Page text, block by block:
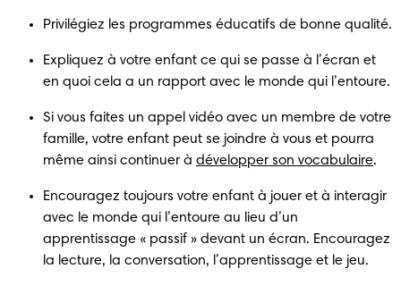
Privilégiez les programmes éducatifs de bonne qualité.
Expliquez à votre enfant ce qui se passe à l’écran et
en quoi cela a un rapport avec le monde qui l’entoure.
Si vous faites un appel vidéo avec un membre de votre
famille, votre enfant peut se joindre à vous et pourra
même ainsi continuer à développer son vocabulaire.
Encouragez toujours votre enfant à jouer et à interagir
avec le monde qui l’entoure au lieu d’un
apprentissage « passif » devant un écran. Encouragez
la lecture, la conversation, l’apprentissage et le jeu.